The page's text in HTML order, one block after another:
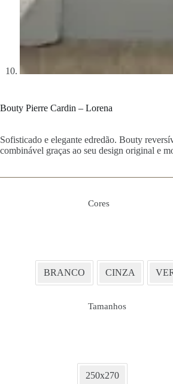
Bouty Pierre Cardin – Lorena
Sofisticado e elegante edredão. Bouty
combinável graças ao seu design original e
Cores
BRANCO CINZA
Tamanhos
250x270